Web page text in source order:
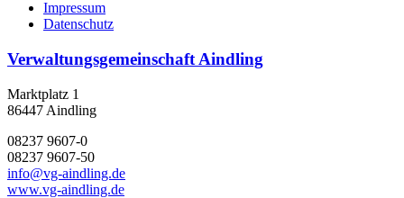
Impressum
Datenschutz
Verwaltungsgemeinschaft Aindling
Marktplatz 1
86447 Aindling
08237 9607-0
08237 9607-50
info@vg-aindling.de
www.vg-aindling.de